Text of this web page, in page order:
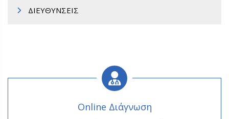
ΔΙΕΥΘΥΝΣΕΙΣ
Online Διάγνωση